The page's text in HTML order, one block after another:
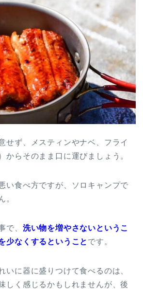
せず、メスティンやナベ、フライ
からそのまま口に運びましょう。
い食べ方ですが、ソロキャンプで
。
で、 洗い物を増やさないというこ
少なくするということ です。
いに器に盛りつけて食べるのは、
しく感じるかもしれませんが、後